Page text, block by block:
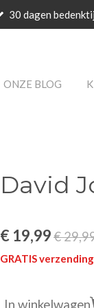
30 dagen
ONZE BLOG
David
€ 19,99€
GRATIS verzending
In winkelwagen